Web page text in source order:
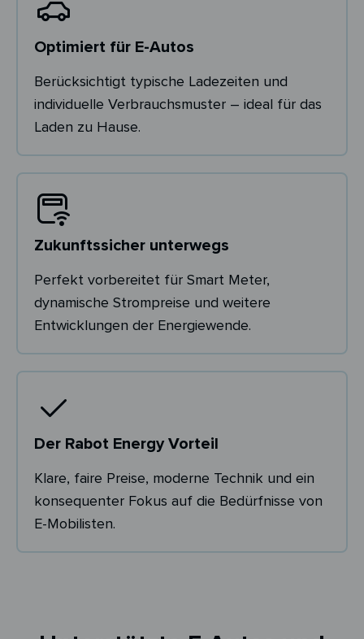
Optimiert für E-Autos
Berücksichtigt typische Ladezeiten und
individuelle Verbrauchsmuster – ideal für das
Laden zu Hause.
Zukunftssicher unterwegs
Perfekt vorbereitet für Smart Meter,
dynamische Strompreise und weitere
Entwicklungen der Energiewende.
Der Rabot Energy Vorteil
Klare, faire Preise, moderne Technik und ein
konsequenter Fokus auf die Bedürfnisse von
E-Mobilisten.